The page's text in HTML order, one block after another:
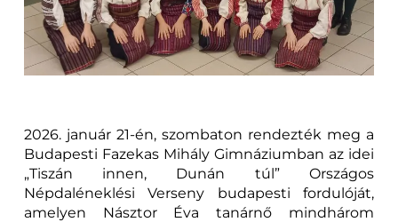
2026. január 21-én, szombaton rendezték meg a
Budapesti Fazekas Mihály Gimnáziumban az idei
„Tiszán innen, Dunán túl” Országos
Népdaléneklési Verseny budapesti fordulóját,
amelyen Násztor Éva tanárnő mindhárom